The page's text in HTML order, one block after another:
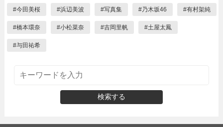
#今田美桜 #浜辺美波 #写真集 #乃木坂46 #有村架純
#橋本環奈 #小松菜奈 #吉岡里帆 #土屋太鳳
#与田祐希
検索する